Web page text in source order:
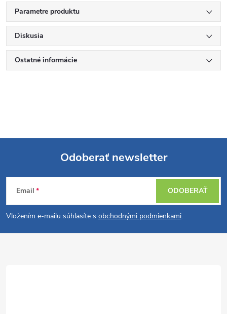
Parametre produktu
Diskusia
Ostatné informácie
Z
á
p
Odoberať newsletter
Email
Vložením e-mailu súhlasíte s obchodnými podmienkami.
ODOBERAŤ